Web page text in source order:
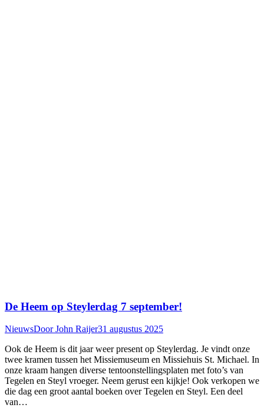
De Heem op Steylerdag 7 september!
NieuwsDoorJohn Raijer31 augustus 2025
Ook de Heem is dit jaar weer present op Steylerdag. Je vindt onze
twee kramen tussen het Missiemuseum en Missiehuis St. Michael. In
onze kraam hangen diverse tentoonstellingsplaten met foto’s van
Tegelen en Steyl vroeger. Neem gerust een kijkje! Ook verkopen we
die dag een groot aantal boeken over Tegelen en Steyl. Een deel
van…